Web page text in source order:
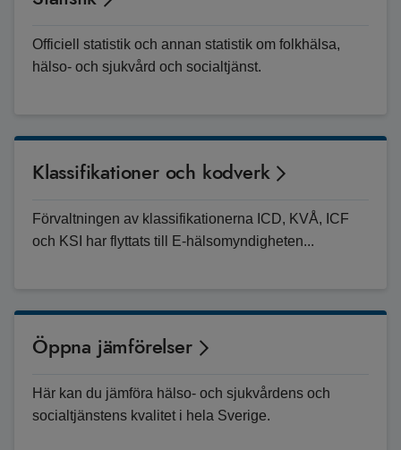
Officiell statistik och annan statistik om folkhälsa,
hälso- och sjukvård och socialtjänst.
Klassifikationer och kodverk
Förvaltningen av klassifikationerna ICD, KVÅ, ICF
och KSI har flyttats till E-hälsomyndigheten...
Öppna jämförelser
Här kan du jämföra hälso- och sjukvårdens och
socialtjänstens kvalitet i hela Sverige.